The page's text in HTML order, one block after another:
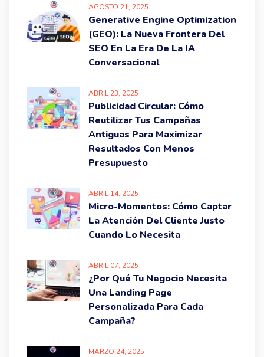
AGOSTO 21, 2025
Generative Engine Optimization
(GEO): La Nueva Frontera Del
SEO En La Era De La IA
Conversacional
ABRIL23, 2025
Publicidad Circular: Cómo
Reutilizar Tus Campañas
Antiguas Para Maximizar
Resultados Con Menos
Presupuesto
ABRIL14, 2025
Micro-Momentos: Cómo Captar
La Atención Del Cliente Justo
Cuando Lo Necesita
ABRIL07, 2025
¿Por Qué Tu Negocio Necesita
Una Landing Page
Personalizada Para Cada
Campaña?
MARZO 24, 2025